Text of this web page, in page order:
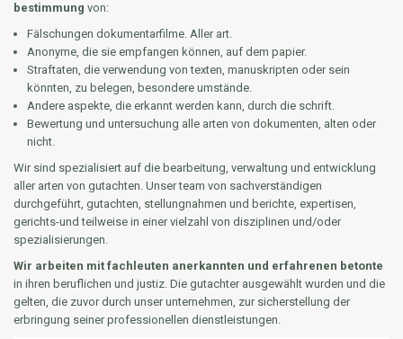
bestimmung von:
Fälschungen dokumentarfilme. Aller art.
Anonyme, die sie empfangen können, auf dem papier.
Straftaten, die verwendung von texten, manuskripten oder sein
könnten, zu belegen, besondere umstände.
Andere aspekte, die erkannt werden kann, durch die schrift.
Bewertung und untersuchung alle arten von dokumenten, alten oder
nicht.
Wir sind spezialisiert auf die bearbeitung, verwaltung und entwicklung
aller arten von gutachten. Unser team von sachverständigen
durchgeführt, gutachten, stellungnahmen und berichte, expertisen,
gerichts-und teilweise in einer vielzahl von disziplinen und/oder
spezialisierungen.
Wir arbeiten mit fachleuten anerkannten und erfahrenen betonte
in ihren beruflichen und justiz. Die gutachter ausgewählt wurden und die
gelten, die zuvor durch unser unternehmen, zur sicherstellung der
erbringung seiner professionellen dienstleistungen.